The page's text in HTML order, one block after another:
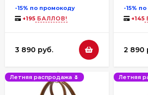
-15% по промокоду
+195 БАЛЛОВ!
3 890 руб.
-15%
+145
2 890
Летняя распродажа 🌷 Летняя